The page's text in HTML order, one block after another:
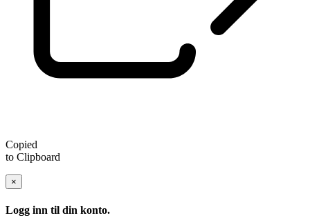
Copied
to Clipboard
×
Logg inn til din konto.